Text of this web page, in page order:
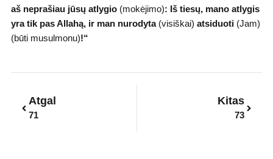
aš neprašiau jūsų atlygio(mokėjimo): Iš tiesų, mano atlygis
yra tik pas Allahą, ir man nurodyta(visiškai) atsiduoti(Jam)
(būti musulmonu)!“
Atgal
71
Kitas
73